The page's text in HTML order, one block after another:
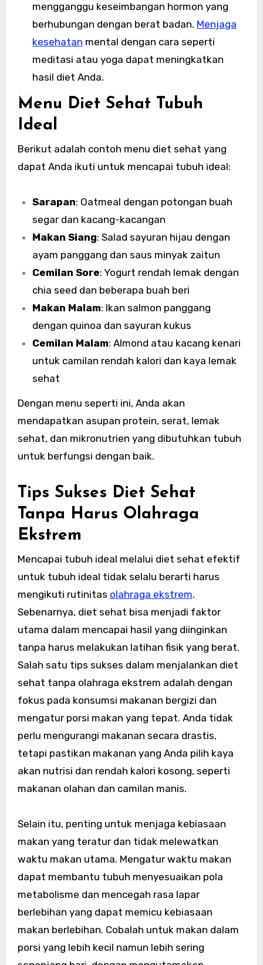
mengganggu keseimbangan hormon yang
berhubungan dengan berat badan. Menjaga
kesehatan mental dengan cara seperti
meditasi atau yoga dapat meningkatkan
hasil diet Anda.
Menu Diet Sehat Tubuh
Ideal
Berikut adalah contoh menu diet sehat yang
dapat Anda ikuti untuk mencapai tubuh ideal:
Sarapan: Oatmeal dengan potongan buah
segar dan kacang-kacangan
Makan Siang: Salad sayuran hijau dengan
ayam panggang dan saus minyak zaitun
Cemilan Sore: Yogurt rendah lemak dengan
chia seed dan beberapa buah beri
Makan Malam: Ikan salmon panggang
dengan quinoa dan sayuran kukus
Cemilan Malam: Almond atau kacang kenari
untuk camilan rendah kalori dan kaya lemak
sehat
Dengan menu seperti ini, Anda akan
mendapatkan asupan protein, serat, lemak
sehat, dan mikronutrien yang dibutuhkan tubuh
untuk berfungsi dengan baik.
Tips Sukses Diet Sehat
Tanpa Harus Olahraga
Ekstrem
Mencapai tubuh ideal melalui diet sehat efektif
untuk tubuh ideal tidak selalu berarti harus
mengikuti rutinitas olahraga ekstrem.
Sebenarnya, diet sehat bisa menjadi faktor
utama dalam mencapai hasil yang diinginkan
tanpa harus melakukan latihan fisik yang berat.
Salah satu tips sukses dalam menjalankan diet
sehat tanpa olahraga ekstrem adalah dengan
fokus pada konsumsi makanan bergizi dan
mengatur porsi makan yang tepat. Anda tidak
perlu mengurangi makanan secara drastis,
tetapi pastikan makanan yang Anda pilih kaya
akan nutrisi dan rendah kalori kosong, seperti
makanan olahan dan camilan manis.
Selain itu, penting untuk menjaga kebiasaan
makan yang teratur dan tidak melewatkan
waktu makan utama. Mengatur waktu makan
dapat membantu tubuh menyesuaikan pola
metabolisme dan mencegah rasa lapar
berlebihan yang dapat memicu kebiasaan
makan berlebihan. Cobalah untuk makan dalam
porsi yang lebih kecil namun lebih sering